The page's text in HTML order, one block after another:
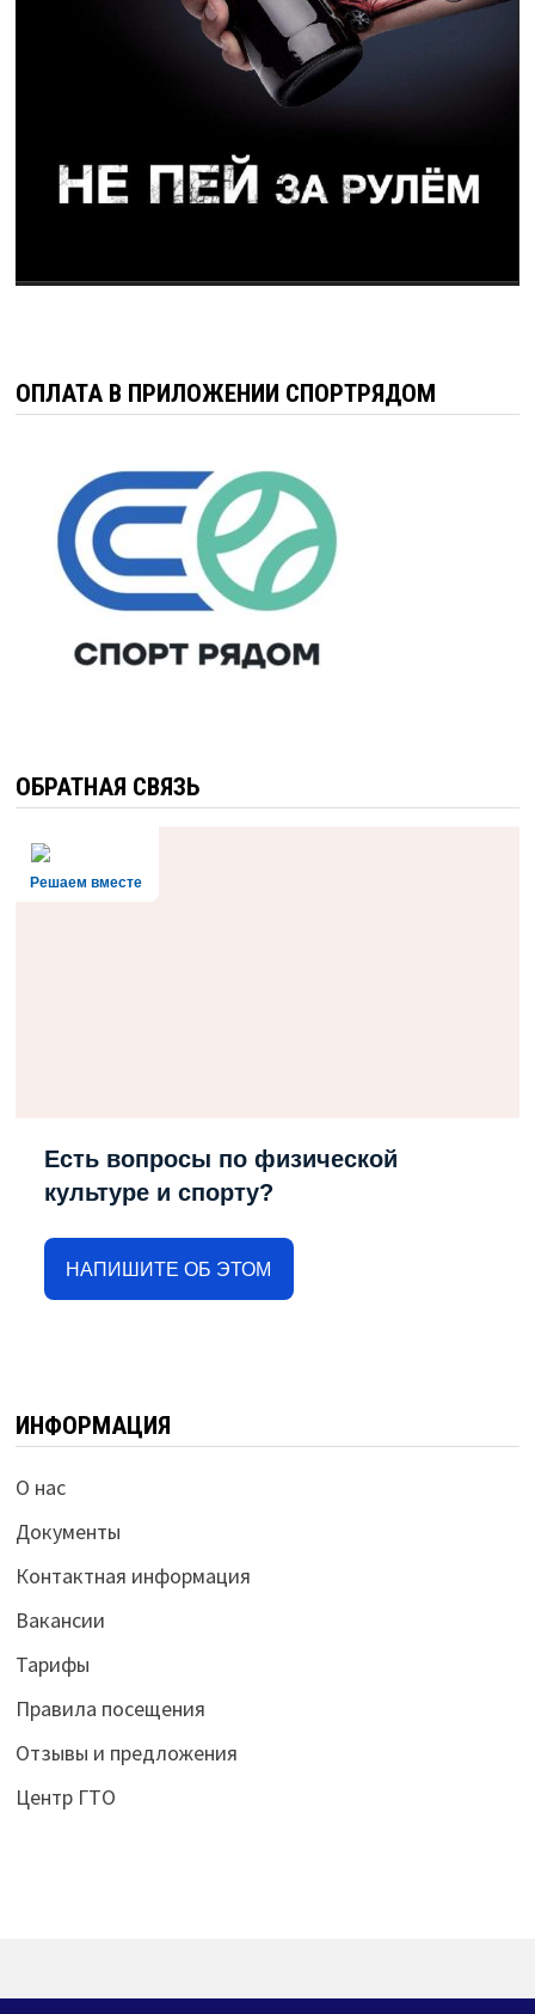
ОПЛАТА В ПРИЛОЖЕНИИ СПОРТРЯДОМ
ОБРАТНАЯ СВЯЗЬ
Решаем вместе
Есть вопросы по физической
культуре и спорту?
НАПИШИТЕ ОБ ЭТОМ
ИНФОРМАЦИЯ
О нас
Документы
Контактная информация
Вакансии
Тарифы
Правила посещения
Отзывы и предложения
Центр ГТО